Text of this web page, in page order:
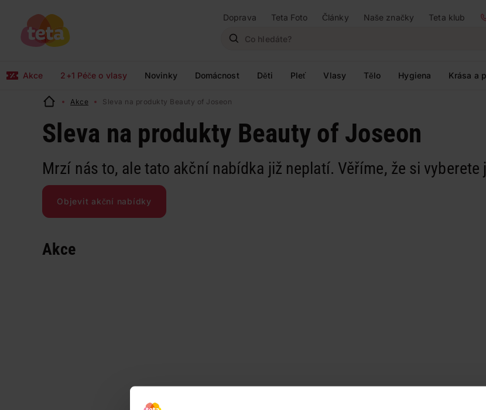
Doprava Teta Foto Články Naše značky Teta klub
Akce 2+1 Péče o vlasy Novinky Domácnost Děti Pleť Vlasy Tělo Hygiena Krása a
Akce Sleva na produkty Beauty of Joseon
Sleva na produkty Beauty of Joseon
Mrzí nás to, ale tato akční nabídka již neplatí. Věříme, že si vyberete
Objevit akční nabídky
Akce